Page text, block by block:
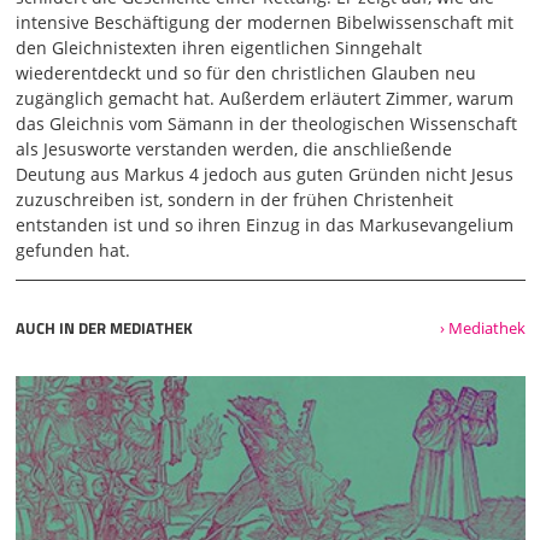
bejahe eindeutig das Existenzrecht der modernen
Bibelwissenschaft. Ein Student, der mal der auch aus so
frommen Gruppen kommt und bei mir Theologie studiert
hat, der hat mal in einem Gespräch die Bibelwissenschaft
unheimlich kritisiert. Da habe ich zu ihm gesagt, also Hugo,
sage ich wieder, weiß nicht mehr, wie der heißt. Hugo, du
kannst die Bibelwissenschaft ruhig kritisieren, das ist dein
Recht.
04:05
Wir haben Freiheit des Denkens, alles okay. Aber du musst
für dich selber dir mal folgende Frage stellen. Kritisierst du
verdächtigen? Oder kritisierst du sie, um sie zu
kritisiere die moderne Bibelwissenschaft, um sie zu
verbessern. Denn man muss sie Jahr für Jahr verbessern
und man kann das auch. Ich kritisiere sie nicht, um
pauschales Misstrauen in der Christenheit zu sehen. Das
halte ich für ganz verhängnisvoll. Die Pfarrerausbildung,
die Religionslehrerausbildung, die Diakonenausbildung
folgt in Mitteleuropa überall an staatlichen oder staatlich
intensive Beschäftigung der modernen Bibelwissenschaft mit
den Gleichnistexten ihren eigentlichen Sinngehalt
wiederentdeckt und so für den christlichen Glauben neu
zugänglich gemacht hat. Außerdem erläutert Zimmer, warum
das Gleichnis vom Sämann in der theologischen Wissenschaft
als Jesusworte verstanden werden, die anschließende
Deutung aus Markus 4 jedoch aus guten Gründen nicht Jesus
zuzuschreiben ist, sondern in der frühen Christenheit
entstanden ist und so ihren Einzug in das Markusevangelium
gefunden hat.
AUCH IN DER MEDIATHEK › Mediathek